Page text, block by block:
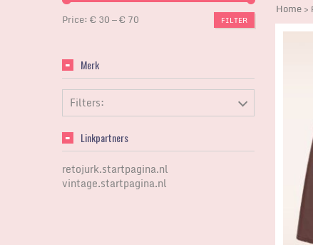
Home >
FILTER
Price:€ 30—€ 70
Merk
Filters:
Linkpartners
retojurk.startpagina.nl
vintage.startpagina.nl